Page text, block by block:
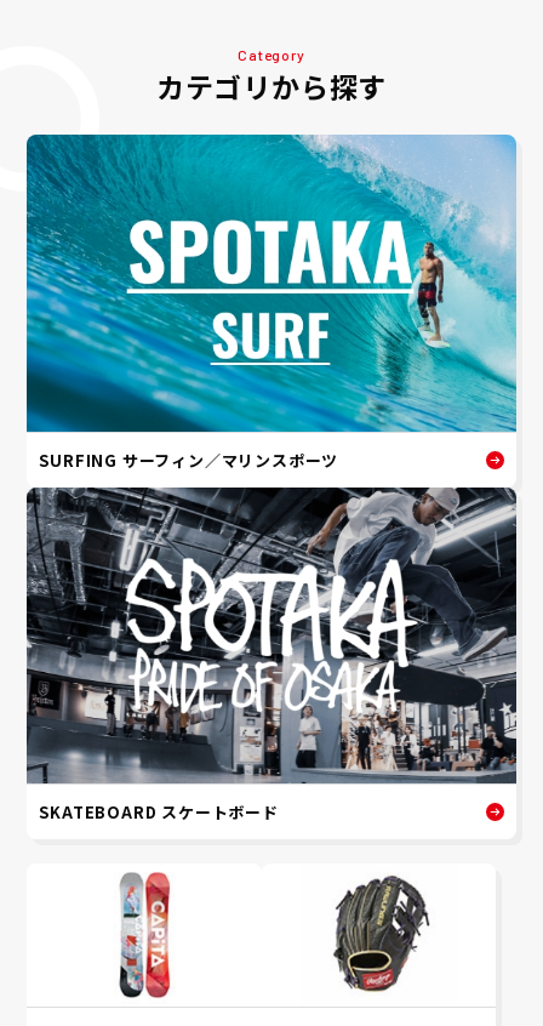
Category
カテゴリから探す
SURFING サーフィン／マリンスポーツ
SKATEBOARD スケートボード